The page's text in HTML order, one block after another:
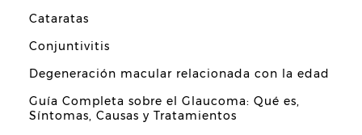
Cataratas
Conjuntivitis
Degeneración macular relacionada con la edad
Guía Completa sobre el Glaucoma: Qué es,
Síntomas, Causas y Tratamientos